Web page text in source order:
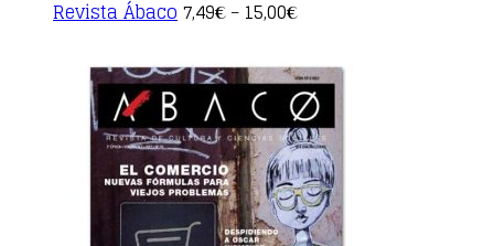
Revista Ábaco This
product
multiple
variants.
The
options
may
be
chosen
the
7,49€ – 15,00€